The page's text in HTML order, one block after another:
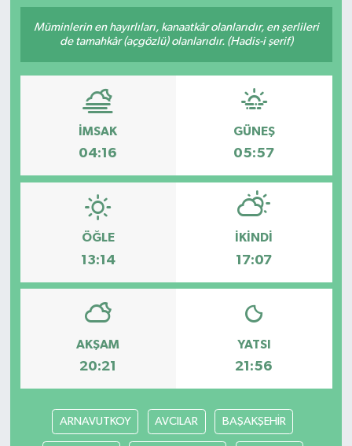
Müminlerin en hayırlıları, kanaatkâr olanlarıdır, en şerlileri
de tamahkâr (açgözlü) olanlarıdır. (Hadis-i şerif)
İMSAK
04:16
GÜNEŞ
05:57
ÖĞLE
13:14
İKINDI
17:07
AKŞAM
20:21
YATSI
21:56
ARNAVUTKOY AVCILAR BAŞAKŞEHİR